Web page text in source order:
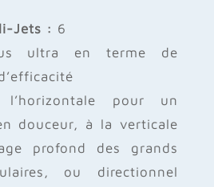
Jets : 6
ultra en terme de
pour un
douceur, à la verticale
profond des grands
ou directionnel